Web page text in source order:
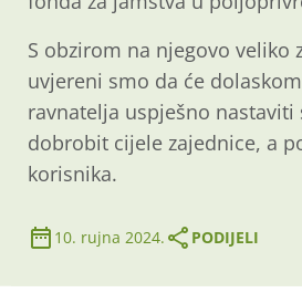
S obzirom na njegovo veliko
uvjereni smo da će
ravnatelja uspješno nastaviti
dobrobit cijele zajednice, a
korisnika.
10. rujna 2024. PODIJELI